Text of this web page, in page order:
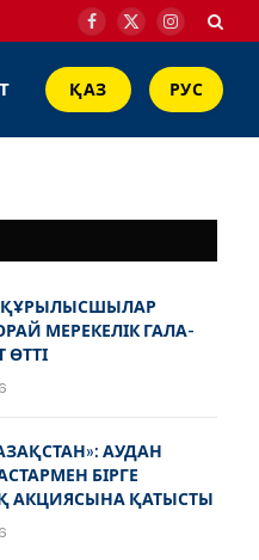
Facebook
X
Instagram
ҚАЗ РУС
ҚҰРЫЛЫСШЫЛАР
МЕРЕКЕЛІК ГАЛА-
ӨТТІ
АУДАН
БІРГЕ
АКЦИЯСЫНА ҚАТЫСТЫ